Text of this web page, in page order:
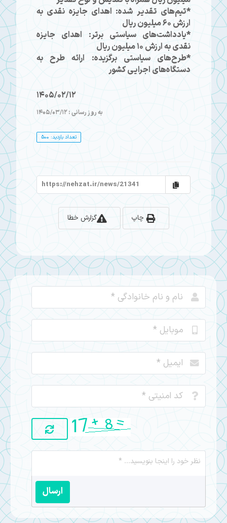
*تیم‌های تقدیر شده: اهدای جایزه نقدی به
ارزش 60 میلیون ریال
*یادداشت‌های سیاستی برتر: اهدای جایزه
نقدی به ارزش 10 میلیون ریال
*طرح‌های سیاستی برگزیده: ارائه طرح به
دستگاه‌های اجرایی کشور
1405/02/12
به روز رسانی : 1405/03/12
تعداد بازدید: 500
گزارش خطا چاپ
ارسال